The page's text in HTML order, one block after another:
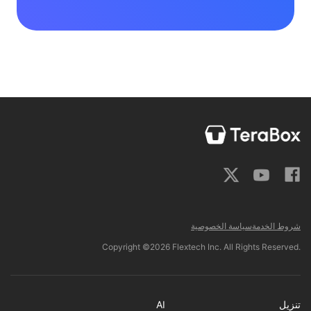
شروط الخدمةسياسة الخصوصية
Copyright ©2026 Flextech Inc. All Rights Reserved.
تنزيل AI